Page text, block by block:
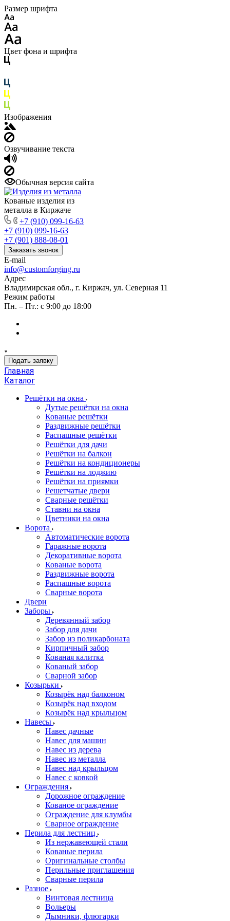
Размер шрифта
Цвет фона и шрифта
Изображения
Озвучивание текста
Обычная версия сайта
Кованые изделия из
металла в Киржаче
+7 (910) 099-16-63
+7 (910) 099-16-63
+7 (901) 888-08-01
Заказать звонок
E-mail
info@customforging.ru
Адрес
Владимирская обл., г. Киржач, ул. Северная 11
Режим работы
Пн. – Пт.: с 9:00 до 18:00
Подать заявку
Главная
Каталог
Решётки на окна
Дутые решётки на окна
Кованые решётки
Раздвижные решётки
Распашные решётки
Решётки для дачи
Решётки на балкон
Решётки на кондиционеры
Решётки на лоджию
Решётки на приямки
Решетчатые двери
Сварные решётки
Ставни на окна
Цветники на окна
Ворота
Автоматические ворота
Гаражные ворота
Декоративные ворота
Кованые ворота
Раздвижные ворота
Распашные ворота
Сварные ворота
Двери
Заборы
Деревянный забор
Забор для дачи
Забор из поликарбоната
Кирпичный забор
Кованая калитка
Кованый забор
Сварной забор
Козырьки
Козырёк над балконом
Козырёк над входом
Козырёк над крыльцом
Навесы
Навес дачные
Навес для машин
Навес из дерева
Навес из металла
Навес над крыльцом
Навес с ковкой
Ограждения
Дорожное ограждение
Кованое ограждение
Ограждение для клумбы
Сварное ограждение
Перила для лестниц
Из нержавеющей стали
Кованые перила
Оригинальные столбы
Перильные приглашения
Сварные перила
Разное
Винтовая лестница
Вольеры
Дымники, флюгарки